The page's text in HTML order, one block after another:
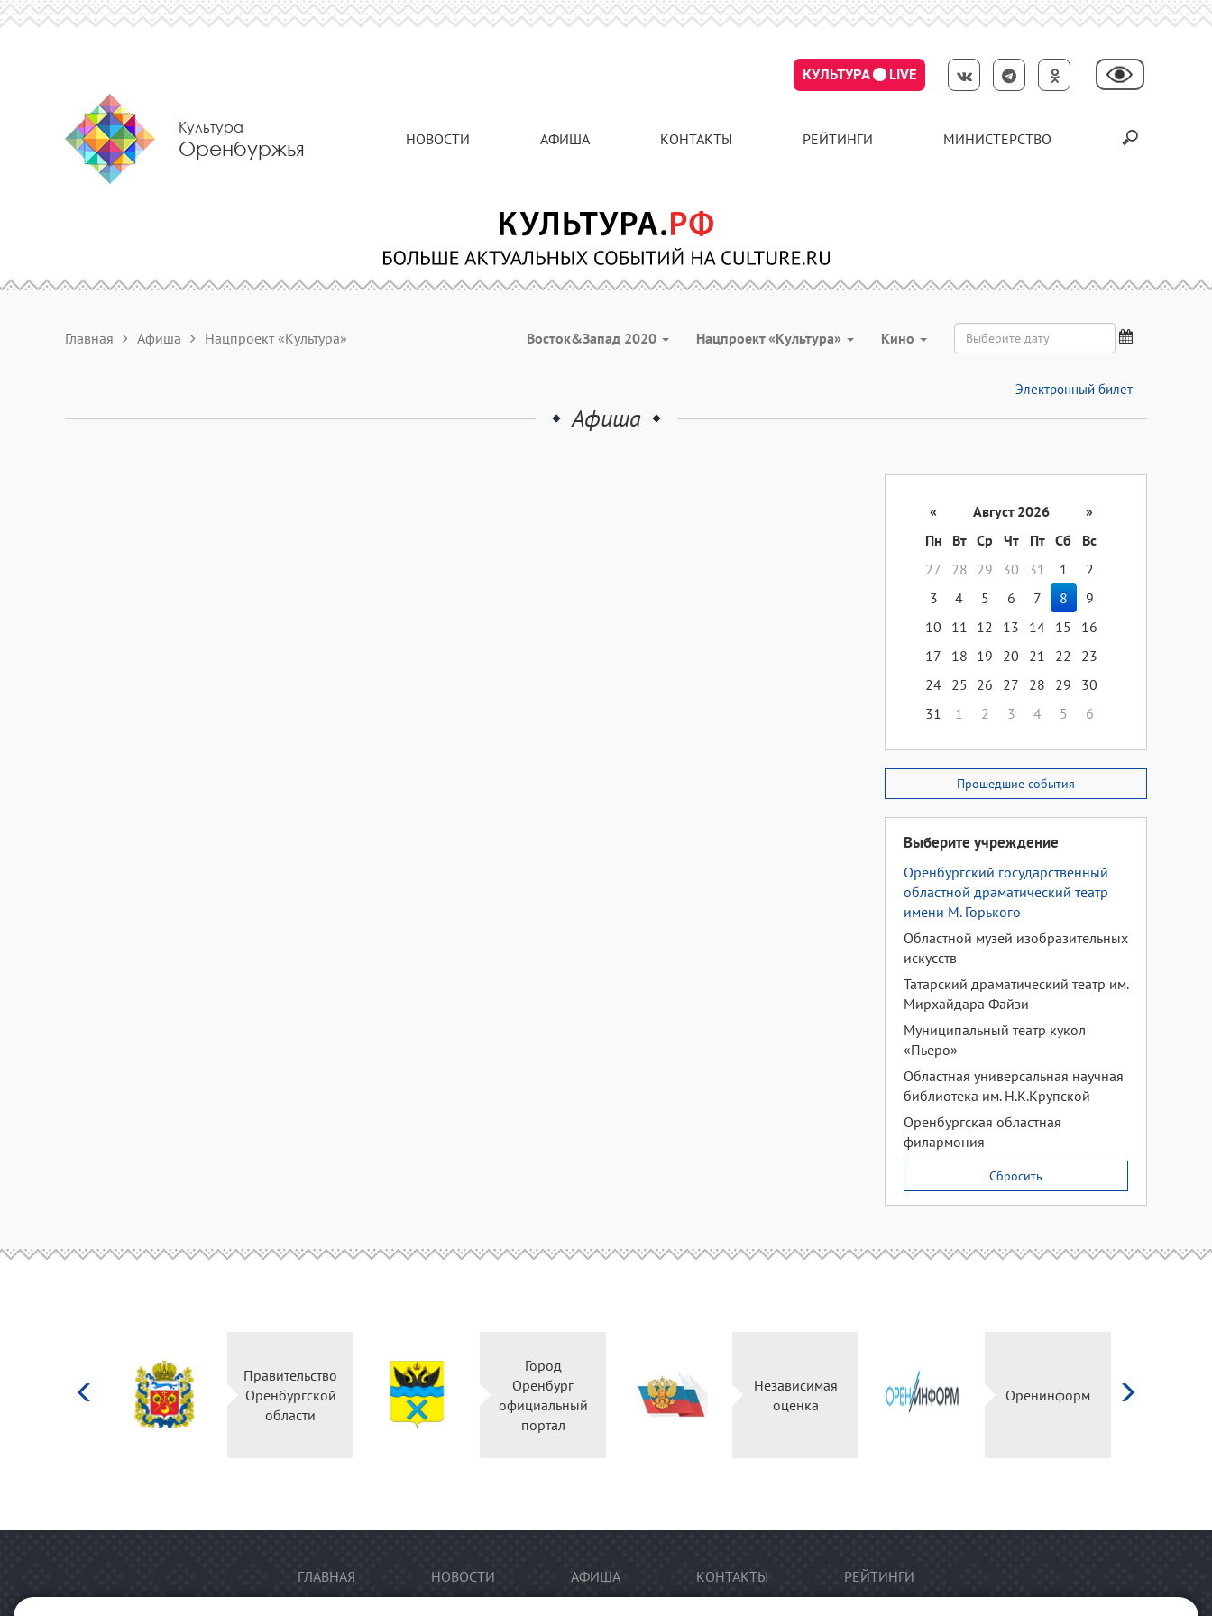
КУЛЬТУРА LIVE
Культура
Оренбуржья НОВОСТИ АФИША КОНТАКТЫ РЕЙТИНГИ МИНИСТЕРСТВО
Главная Афиша Нацпроект «Культура» Восток&Запад 2020 Нацпроект «Культура» Кино
Электронный билет
Афиша
« Август 2026
»
Пн
Вт Ср Чт Пт Сб
Вс
27
28 29 30 31 1
2
3
4 5 6 7 8
9
10
11 12 13 14 15
16
17
18 19 20 21 22
23
24 25 26 27 28 29
30
31
1 2 3 4 5 6
Прошедшие события
Выберите учреждение
Оренбургский государственный
областной драматический театр
имени М. Горького
Областной музей изобразительных
искусств
Татарский драматический театр им.
Мирхайдара Файзи
Муниципальный театр кукол
«Пьеро»
Областная универсальная научная
библиотека им. Н.К.Крупской
Оренбургская областная
филармония
Сбросить
Правительство
Оренбургской
области
Город
Оренбург
официальный
портал
Независимая
оценка
Оренинформ
ГЛАВНАЯ НОВОСТИ АФИША КОНТАКТЫ РЕЙТИНГИ